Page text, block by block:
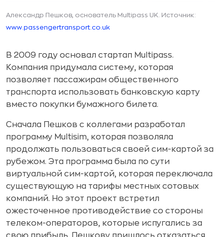
Александр Пешков, основатель Multipass UK. Источник:
www.passengertransport.co.uk
В 2009 году основал стартап Multipass.
Компания придумала систему, которая
позволяет пассажирам общественного
транспорта использовать банковскую карту
вместо покупки бумажного билета.
Сначала Пешков с коллегами разработал
программу Multisim, которая позволяла
продолжать пользоваться своей сим-картой за
рубежом. Эта программа была по сути
виртуальной сим-картой, которая переключала
существующую на тарифы местных сотовых
компаний. Но этот проект встретил
ожесточенное противодействие со стороны
телеком-операторов, которые испугались за